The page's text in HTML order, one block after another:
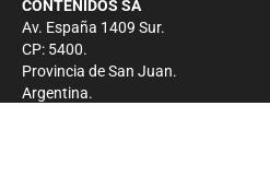
CONTENIDOS SA
Av. España 1409 Sur.
CP: 5400.
Provincia de San Juan.
Argentina.